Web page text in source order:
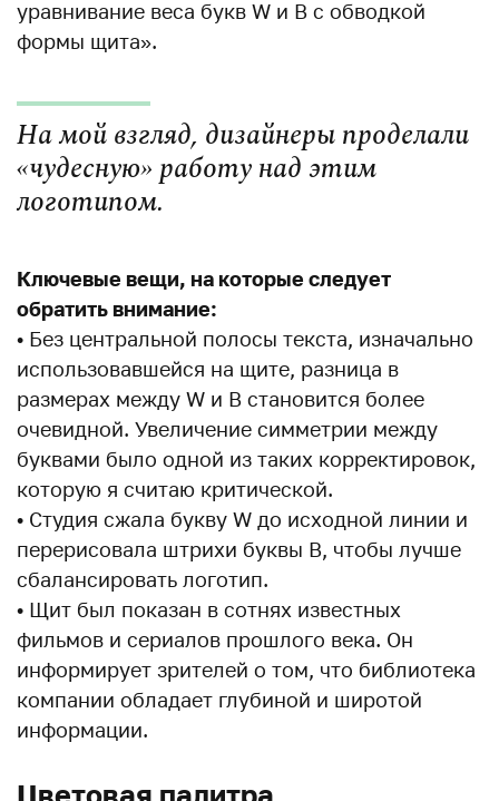
уравнивание веса букв W и B с обводкой
формы щита».
На мой взгляд, дизайнеры проделали
«чудесную» работу над этим
логотипом.
Ключевые вещи, на которые следует
обратить внимание:
• Без центральной полосы текста, изначально
использовавшейся на щите, разница в
размерах между W и B становится более
очевидной. Увеличение симметрии между
буквами было одной из таких корректировок,
которую я считаю критической.
• Студия сжала букву W до исходной линии и
перерисовала штрихи буквы B, чтобы лучше
сбалансировать логотип.
• Щит был показан в сотнях известных
фильмов и сериалов прошлого века. Он
информирует зрителей о том, что библиотека
компании обладает глубиной и широтой
информации.